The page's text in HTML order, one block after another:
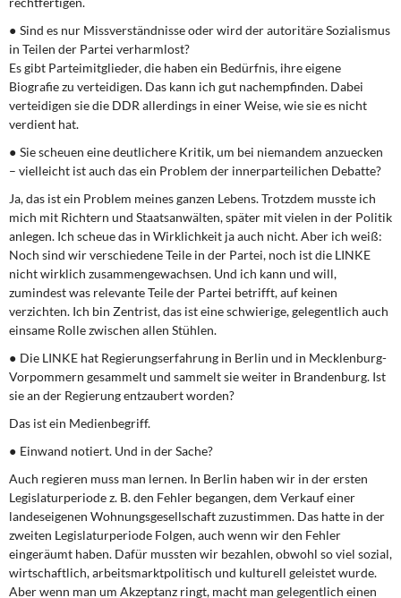
● Sind es nur Missverständnisse oder wird der autoritäre Sozialismus
in Teilen der Partei verharmlost?
Es gibt Parteimitglieder, die haben ein Bedürfnis, ihre eigene
Biografie zu verteidigen. Das kann ich gut nachempfinden. Dabei
verteidigen sie die DDR allerdings in einer Weise, wie sie es nicht
verdient hat.
● Sie scheuen eine deutlichere Kritik, um bei niemandem anzuecken
– vielleicht ist auch das ein Problem der innerparteilichen Debatte?
Ja, das ist ein Problem meines ganzen Lebens. Trotzdem musste ich
mich mit Richtern und Staatsanwälten, später mit vielen in der Politik
anlegen. Ich scheue das in Wirklichkeit ja auch nicht. Aber ich weiß:
Noch sind wir verschiedene Teile in der Partei, noch ist die LINKE
nicht wirklich zusammengewachsen. Und ich kann und will,
zumindest was relevante Teile der Partei betrifft, auf keinen
verzichten. Ich bin Zentrist, das ist eine schwierige, gelegentlich auch
einsame Rolle zwischen allen Stühlen.
● Die LINKE hat Regierungserfahrung in Berlin und in Mecklenburg-
Vorpommern gesammelt und sammelt sie weiter in Brandenburg. Ist
sie an der Regierung entzaubert worden?
Das ist ein Medienbegriff.
● Einwand notiert. Und in der Sache?
Auch regieren muss man lernen. In Berlin haben wir in der ersten
Legislaturperiode z. B. den Fehler begangen, dem Verkauf einer
landeseigenen Wohnungsgesellschaft zuzustimmen. Das hatte in der
zweiten Legislaturperiode Folgen, auch wenn wir den Fehler
eingeräumt haben. Dafür mussten wir bezahlen, obwohl so viel sozial,
wirtschaftlich, arbeitsmarktpolitisch und kulturell geleistet wurde.
Aber wenn man um Akzeptanz ringt, macht man gelegentlich einen